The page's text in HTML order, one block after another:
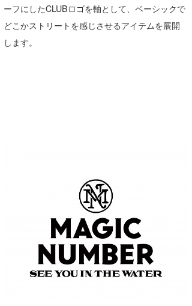
ーフにしたCLUBロゴを軸として、ベーシックで
どこかストリートを感じさせるアイテムを展開
します。